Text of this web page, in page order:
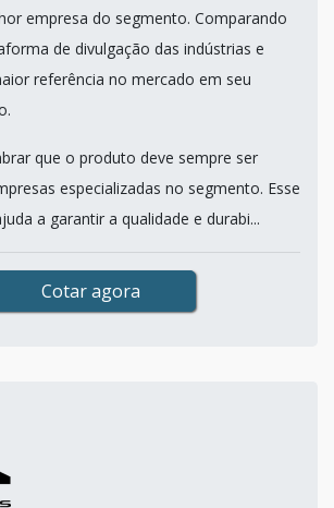
empresa do segmento. Comparando
de divulgação das indústrias e
referência no mercado em seu
que o produto deve sempre ser
especializadas no segmento. Esse
a garantir a qualidade e durabi...
Cotar agora